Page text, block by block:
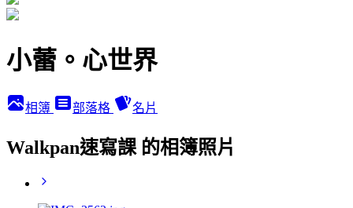
小蕾。心世界
相簿 部落格 名片
Walkpan速寫課 的相簿照片